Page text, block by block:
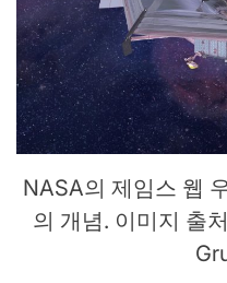
NASA의 제임스 웹
의 개념. 이미지 출